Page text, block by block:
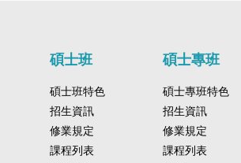
碩士班
碩士班特色
招生資訊
修業規定
課程列表
碩士專班
碩士專班特色
招生資訊
修業規定
課程列表